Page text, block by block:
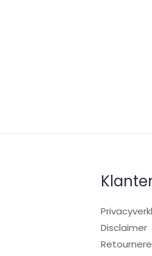
Disclaimer